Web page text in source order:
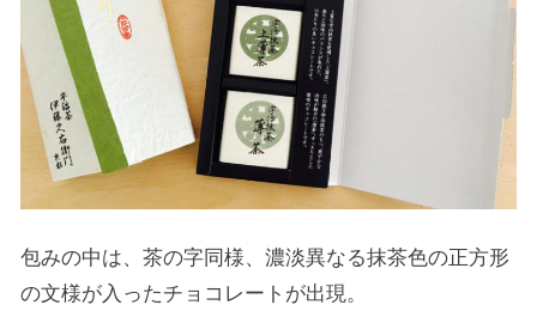
包みの中は、茶の字同様、濃淡異なる抹茶色の正方形
の文様が入ったチョコレートが出現。